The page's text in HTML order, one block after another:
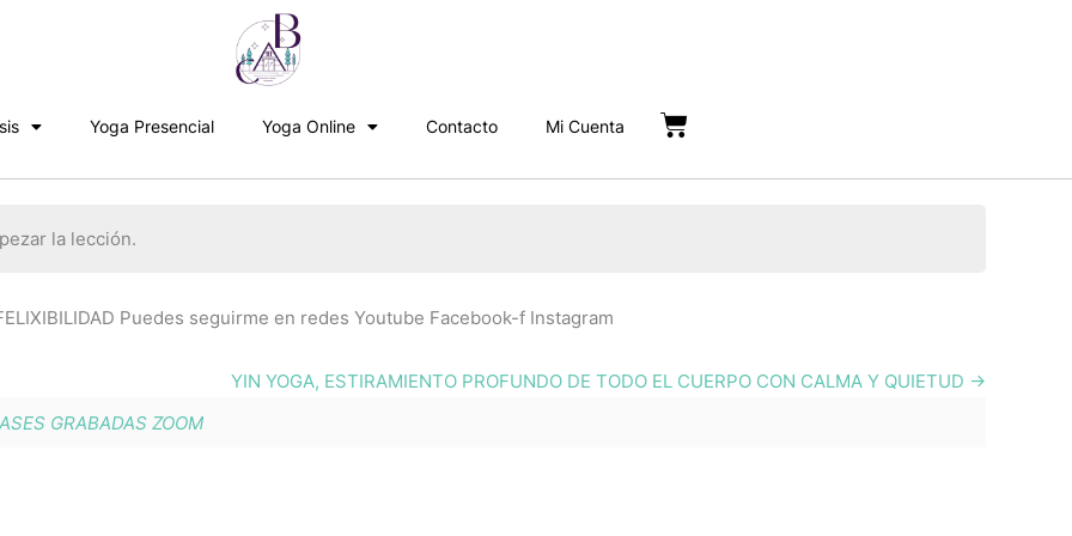
Yoga Presencial Yoga Online Contacto Mi Cuenta Cart
la lección.
Puedes seguirme en redes Youtube Facebook-f Instagram
YIN YOGA, ESTIRAMIENTO PROFUNDO DE TODO EL CUERPO CON CALMA Y QUIETUD
GRABADAS ZOOM